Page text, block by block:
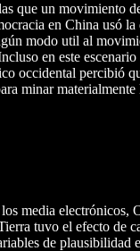
que un movimiento
en China usó
modo util al
en este
occidental percibió
minar
media electrónicos,
tuvo el efecto de
de